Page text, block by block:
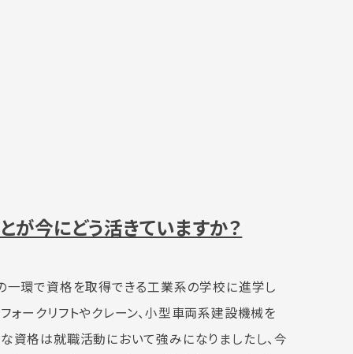
が今にどう活きていますか？
一環で資格を取得できる工業系の学校に進学し
ォークリフトやクレーン、小型車両系建設機械を
資格は就職活動において強みになりましたし、今